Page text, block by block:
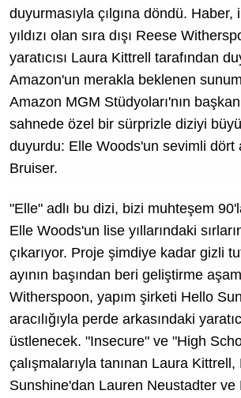
duyurmasıyla çılgına döndü. Haber,
yıldızı olan sıra dışı Reese
yaratıcısı Laura Kittrell tarafından
Amazon'un merakla beklenen
Amazon MGM Stüdyoları'nın
sahnede özel bir sürprizle diziyi
duyurdu: Elle Woods'un sevimli dört
Bruiser.
"Elle" adlı bu dizi, bizi muhteşem
Elle Woods'un lise yıllarındaki
çıkarıyor. Proje şimdiye kadar gizli
ayının başından beri geliştirme
Witherspoon, yapım şirketi Hello
aracılığıyla perde arkasındaki
üstlenecek. "Insecure" ve "High
çalışmalarıyla tanınan Laura Kittrell,
Sunshine'dan Lauren Neustadter ve